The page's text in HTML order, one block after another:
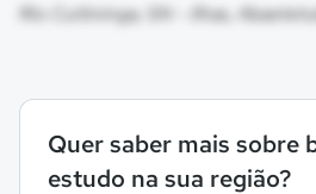
Rio Cuitininga, SN - Ilhas,
Quer saber mais sobre
estudo na sua região?